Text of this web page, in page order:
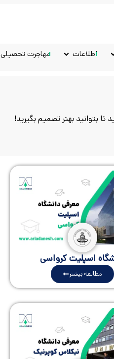
اطلاعات مهاجرت تحصیلی
تا بتوانید بهتر تصمیم بگیرید!
اسپلیت کرواسی
مطالعه بیشتر